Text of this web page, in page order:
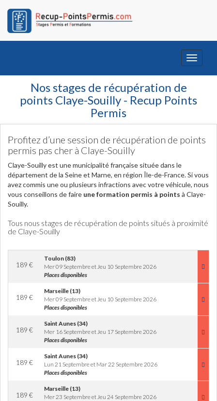
Toggle
Nos stages de récupération de
points Claye-Souilly - Recup Points
Permis
Profitez d’une session de récupération de points
permis pas cher à Claye-Souilly
Claye-Souilly est une municipalité française située dans le
département de la Seine et Marne, en région Île-de-France. Si vous
avez commis une ou plusieurs infractions avec votre véhicule, nous
vous conseillons de faire une formation permis à points à Claye-
Souilly.
Tous nous stages de récupération de points situés à proximité
de Claye-Souilly
189 €
Toulon (83)
Mer 09 Septembre et Jeu 10 Septembre 2026
Places disponibles
189 €
Marseille (13)
Mer 09 Septembre et Jeu 10 Septembre 2026
Places disponibles
189 €
Saint Aunes (34)
Mer 16 Septembre et Jeu 17 Septembre 2026
Places disponibles
189 €
Saint Aunes (34)
Lun 21 Septembre et Mar 22 Septembre 2026
Places disponibles
189 €
Marseille (13)
Mer 23 Septembre et Jeu 24 Septembre 2026